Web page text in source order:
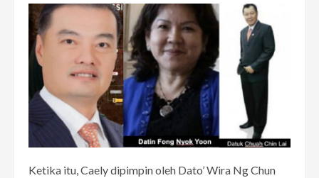
Ketika itu, Caely dipimpin oleh Dato’ Wira Ng Chun